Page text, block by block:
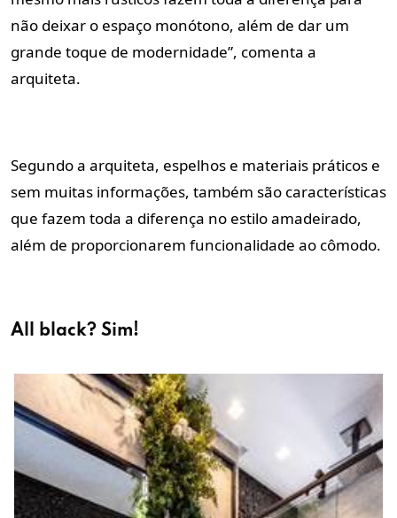
não deixar o espaço monótono, além de dar um
grande toque de modernidade”, comenta a
arquiteta.
Segundo a arquiteta, espelhos e materiais práticos e
sem muitas informações, também são características
que fazem toda a diferença no estilo amadeirado,
além de proporcionarem funcionalidade ao cômodo.
All black? Sim!